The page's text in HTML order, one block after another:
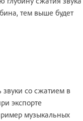
тем выше будет
звуки со сжатием в
экспорте
музыкальных